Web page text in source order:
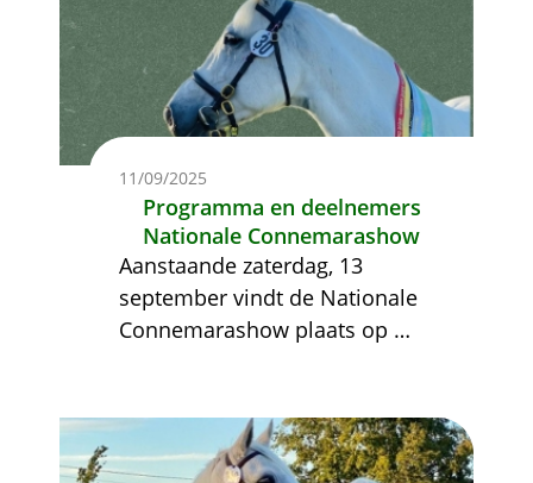
11/09/2025
Programma en deelnemers
Nationale Connemarashow
Aanstaande zaterdag, 13
september vindt de Nationale
Connemarashow plaats op …
Afbeelding